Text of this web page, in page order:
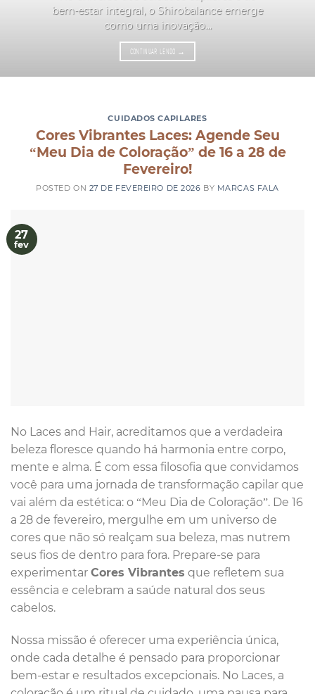
bem-estar integral, o Shirobalance emerge
como uma inovação...
CONTINUAR LENDO →
CUIDADOS CAPILARES
Cores Vibrantes Laces: Agende Seu
“Meu Dia de Coloração” de 16 a 28 de
Fevereiro!
POSTED ON 27 DE FEVEREIRO DE 2026 BY MARCAS FALA
27
fev
No Laces and Hair, acreditamos que a verdadeira
beleza floresce quando há harmonia entre corpo,
mente e alma. É com essa filosofia que convidamos
você para uma jornada de transformação capilar que
vai além da estética: o “Meu Dia de Coloração”. De 16
a 28 de fevereiro, mergulhe em um universo de
cores que não só realçam sua beleza, mas nutrem
seus fios de dentro para fora. Prepare-se para
experimentar Cores Vibrantes que refletem sua
essência e celebram a saúde natural dos seus
cabelos.
Nossa missão é oferecer uma experiência única,
onde cada detalhe é pensado para proporcionar
bem-estar e resultados excepcionais. No Laces, a